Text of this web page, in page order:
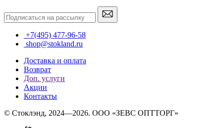
+7(495) 477-96-58
shop@stokland.ru
Доставка и оплата
Возврат
Доп. услуги
Акции
Контакты
© Стоклэнд, 2024—2026. ООО «ЗЕВС ОПТТОРГ»